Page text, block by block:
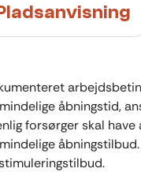
åbningstid,
forsørger skal